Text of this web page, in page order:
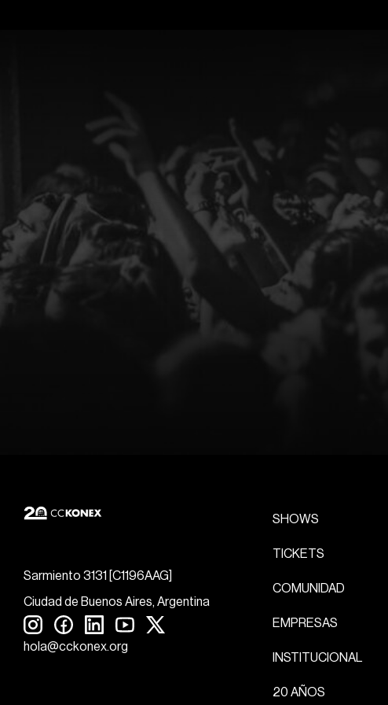
Sarmiento 3131 [C1196AAG]
Ciudad de Buenos Aires, Argentina
hola@cckonex.org
SHOWS
TICKETS
COMUNIDAD
EMPRESAS
INSTITUCIONAL
20 AÑOS